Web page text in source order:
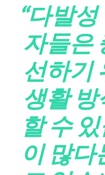
“다발
자들은
선하기
생활
할 수
이 많다